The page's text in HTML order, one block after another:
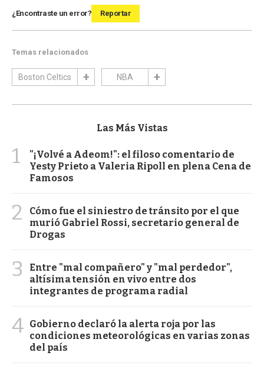
¿Encontraste un error? Reportar
Temas relacionados
Boston Celtics NBA
Las Más Vistas
1
"¡Volvé a Adeom!": el filoso comentario de
Yesty Prieto a Valeria Ripoll en plena Cena de
Famosos
2
Cómo fue el siniestro de tránsito por el que
murió Gabriel Rossi, secretario general de
Drogas
3
Entre "mal compañero" y "mal perdedor",
altísima tensión en vivo entre dos
integrantes de programa radial
4 Gobierno declaró la alerta roja por las
condiciones meteorológicas en varias zonas
del país